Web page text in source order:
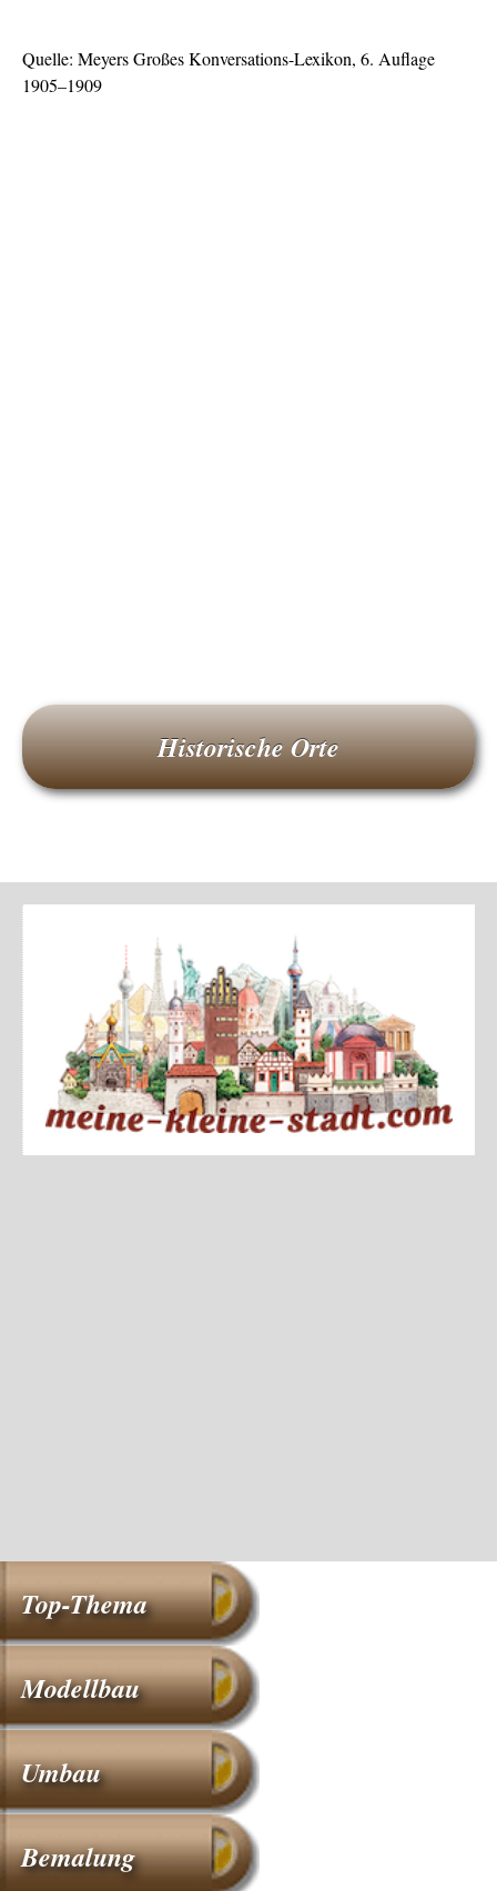
Quelle: Meyers Großes Konversations-Lexikon, 6. Auflage
1905–1909
Historische Orte
Top-Thema
Modellbau
Umbau
Bemalung